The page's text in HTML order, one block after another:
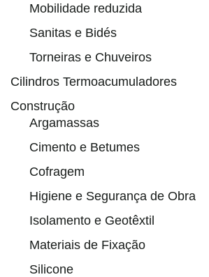
Mobilidade reduzida
Sanitas e Bidés
Torneiras e Chuveiros
Cilindros Termoacumuladores
Construção
Argamassas
Cimento e Betumes
Cofragem
Higiene e Segurança de Obra
Isolamento e Geotêxtil
Materiais de Fixação
Silicone